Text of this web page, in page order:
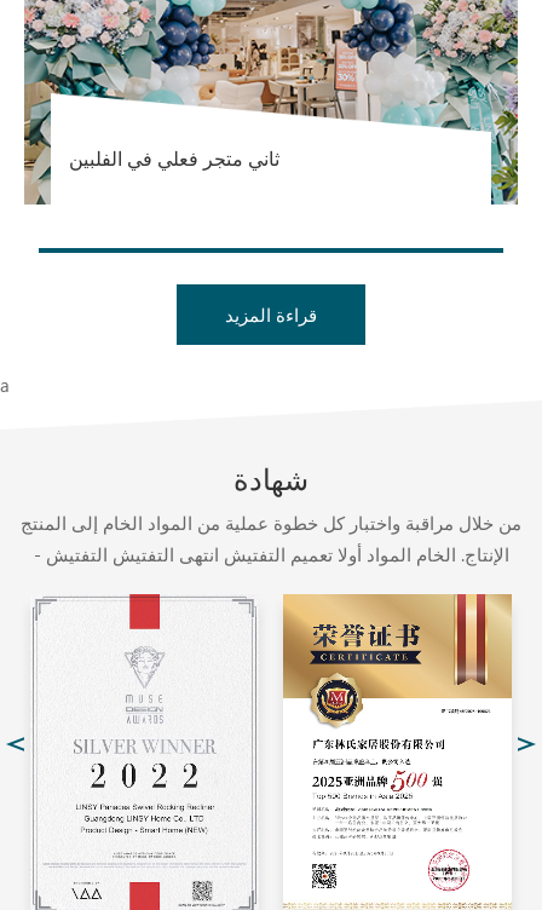
ثاني متجر فعلي في الفلبين
قراءة المزيد
a
شهادة
من خلال مراقبة واختبار كل خطوة عملية من المواد الخام إلى المنتج
الإنتاج. الخام المواد أولا تعميم التفتيش انتهى التفتيش التفتيش -